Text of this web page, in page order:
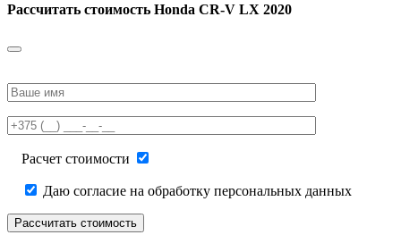
Рассчитать стоимость Honda CR-V LX 2020
leave
field
empty.
Расчет стоимости
Даю согласие на обработку персональных данных